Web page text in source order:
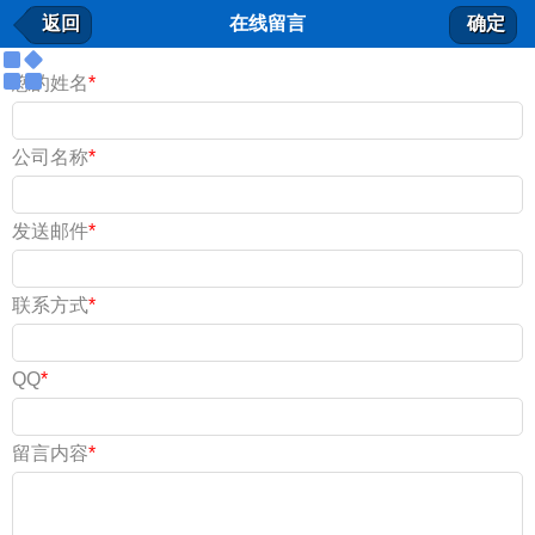
在线留言
我要留言
返回 在线留言 确定
您的姓名*
公司名称*
发送邮件*
联系方式*
QQ*
留言内容*